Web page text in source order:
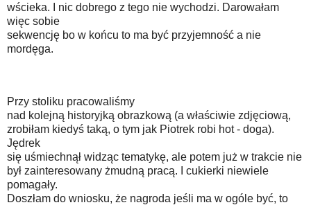
wścieka. I nic dobrego z tego nie wychodzi. Darowałam
więc sobie
sekwencję bo w końcu to ma być przyjemność a nie
mordęga.
Przy stoliku pracowaliśmy
nad kolejną historyjką obrazkową (a właściwie zdjęciową,
zrobiłam kiedyś taką, o tym jak Piotrek robi hot - doga).
Jędrek
się uśmiechnął widząc tematykę, ale potem już w trakcie nie
był zainteresowany żmudną pracą. I cukierki niewiele
pomagały.
Doszłam do wniosku, że nagroda jeśli ma w ogóle być, to